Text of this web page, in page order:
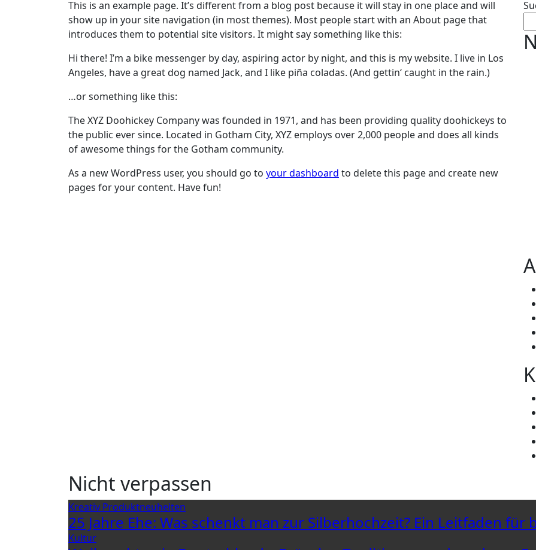
This is an example page. It’s different from a blog post because it will stay in one place and will
show up in your site navigation (in most themes). Most people start with an About page that
introduces them to potential site visitors. It might say something like this:
Hi there! I’m a bike messenger by day, aspiring actor by night, and this is my website. I live in Los
Angeles, have a great dog named Jack, and I like piña coladas. (And gettin‘ caught in the rain.)
…or something like this:
The XYZ Doohickey Company was founded in 1971, and has been providing quality doohickeys to
the public ever since. Located in Gotham City, XYZ employs over 2,000 people and does all kinds
of awesome things for the Gotham community.
As a new WordPress user, you should go to your dashboard to delete this page and create new
pages for your content. Have fun!
Nicht verpassen
Kreativ Produktneuheiten
25 Jahre Ehe: Was schenkt man zur Silberhochzeit? Ein Leitfaden
Kultur